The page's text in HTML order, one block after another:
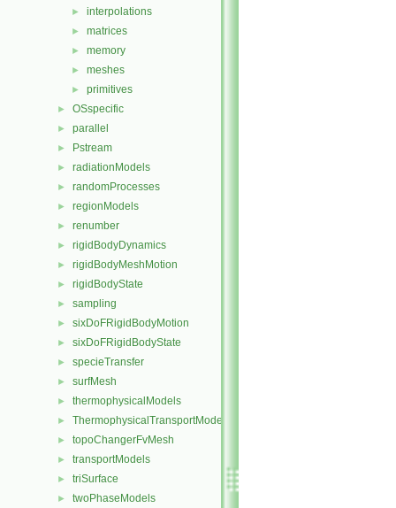
► interpolations
► matrices
► memory
► meshes
► primitives
► OSspecific
► parallel
► Pstream
► radiationModels
► randomProcesses
► regionModels
► renumber
► rigidBodyDynamics
► rigidBodyMeshMotion
► rigidBodyState
► sampling
► sixDoFRigidBodyMotion
► sixDoFRigidBodyState
► specieTransfer
► surfMesh
► thermophysicalModels
► ThermophysicalTransportModels
► topoChangerFvMesh
► transportModels
► triSurface
► twoPhaseModels